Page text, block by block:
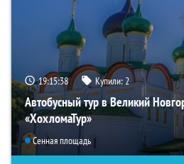
19:15:37 Купили:2
Автобусный тур в Великий
«ХохломаТур»
Сенная площадь